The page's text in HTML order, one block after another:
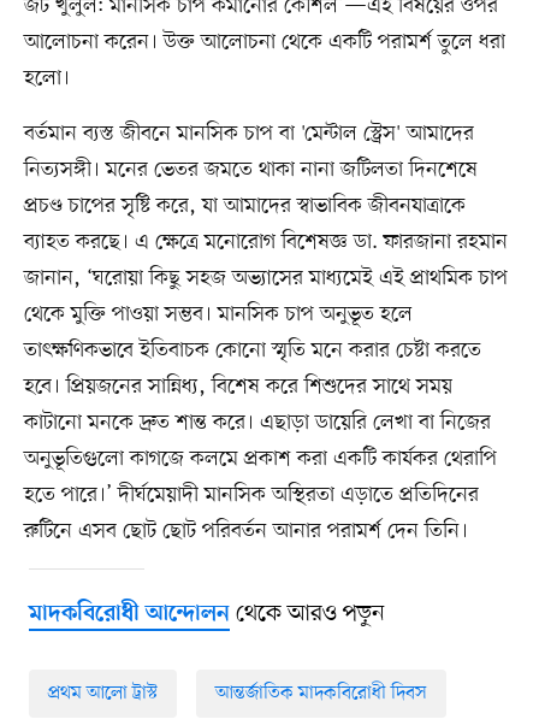
আলোচনা করেন। উক্ত আলোচনা থেকে একটি পরামর্শ তুলে ধরা
হলো।
বর্তমান ব্যস্ত জীবনে মানসিক চাপ বা 'মেন্টাল স্ট্রেস' আমাদের
নিত্যসঙ্গী। মনের ভেতর জমতে থাকা নানা জটিলতা দিনশেষে
প্রচণ্ড চাপের সৃষ্টি করে, যা আমাদের স্বাভাবিক জীবনযাত্রাকে
ব্যাহত করছে। এ ক্ষেত্রে মনোরোগ বিশেষজ্ঞ ডা. ফারজানা রহমান
জানান, ‘ঘরোয়া কিছু সহজ অভ্যাসের মাধ্যমেই এই প্রাথমিক চাপ
থেকে মুক্তি পাওয়া সম্ভব। মানসিক চাপ অনুভূত হলে
তাৎক্ষণিকভাবে ইতিবাচক কোনো স্মৃতি মনে করার চেষ্টা করতে
হবে। প্রিয়জনের সান্নিধ্য, বিশেষ করে শিশুদের সাথে সময়
কাটানো মনকে দ্রুত শান্ত করে। এছাড়া ডায়েরি লেখা বা নিজের
অনুভূতিগুলো কাগজে কলমে প্রকাশ করা একটি কার্যকর থেরাপি
হতে পারে।’ দীর্ঘমেয়াদী মানসিক অস্থিরতা এড়াতে প্রতিদিনের
রুটিনে এসব ছোট ছোট পরিবর্তন আনার পরামর্শ দেন তিনি।
মাদকবিরোধী আন্দোলনথেকে আরও পড়ুন
প্রথম আলো ট্রাস্ট আন্তর্জাতিক মাদকবিরোধী দিবস